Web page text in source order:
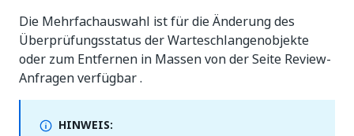
Die Mehrfachauswahl ist für die Änderung des
Überprüfungsstatus der Warteschlangenobjekte
oder zum Entfernen in Massen von der Seite Review-
Anfragen verfügbar .
HINWEIS: